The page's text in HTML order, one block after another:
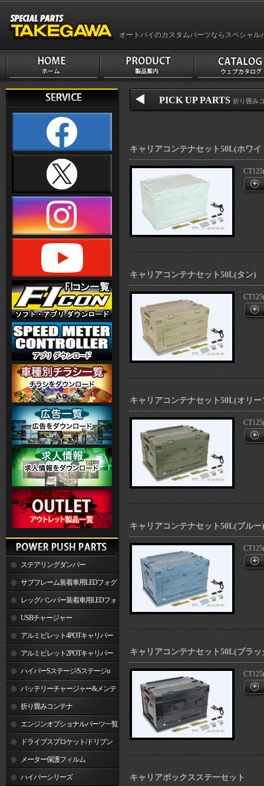
オートバイのカスタムパーツならスペシャル
ステアリングダンパー
サブフレーム装着車用LEDフォグ
ランプレッグバンパー装着車用LEDフォ
グランプUSBチャージャー
アルミビレット4POTキャリパー
関連製品アルミビレット2POTキャリパー
関連製品ハイパーSステージ/Sステージα
バッテリーチャージャー&メンテ
ナー 折り畳みコンテナ
エンジンオプショナルパーツ一覧
ドライブスプロケット/ドリブン
スプロケット
メーター保護フィルム
ハイパーシリーズ
PICK UP PARTS 折り畳み
キャリアコンテナセット50L(ホワイ
キャリアコンテナセット50L(タン)
キャリアコンテナセット50L(オリー
キャリアコンテナセット50L(ブルー)
キャリアコンテナセット50L(ブラッ
キャリアボックスステーセット